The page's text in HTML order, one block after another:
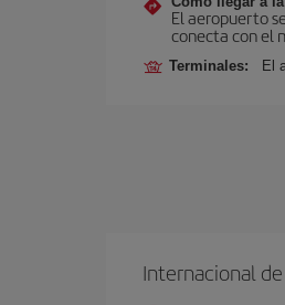
El aeropuerto
conecta con el
Terminales: El
Internacional